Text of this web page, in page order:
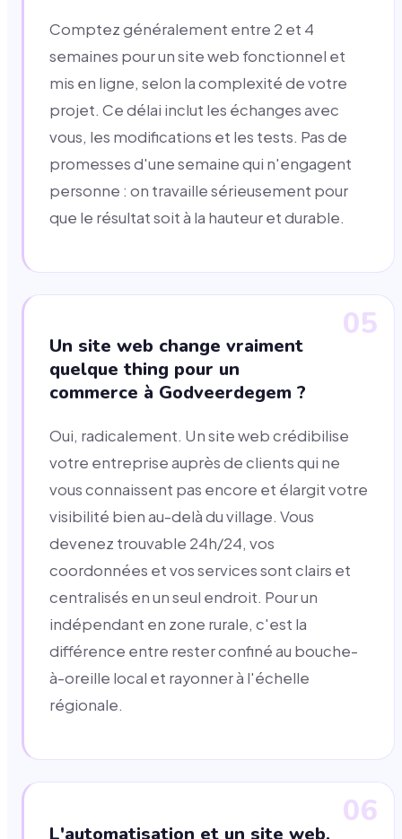
Comptez généralement entre 2 et 4
semaines pour un site web fonctionnel et
mis en ligne, selon la complexité de votre
projet. Ce délai inclut les échanges avec
vous, les modifications et les tests. Pas de
promesses d'une semaine qui n'engagent
personne : on travaille sérieusement pour
que le résultat soit à la hauteur et durable.
05
Un site web change vraiment
quelque thing pour un
commerce à Godveerdegem ?
Oui, radicalement. Un site web crédibilise
votre entreprise auprès de clients qui ne
vous connaissent pas encore et élargit votre
visibilité bien au-delà du village. Vous
devenez trouvable 24h/24, vos
coordonnées et vos services sont clairs et
centralisés en un seul endroit. Pour un
indépendant en zone rurale, c'est la
différence entre rester confiné au bouche-
à-oreille local et rayonner à l'échelle
régionale.
06
L'automatisation et un site web,